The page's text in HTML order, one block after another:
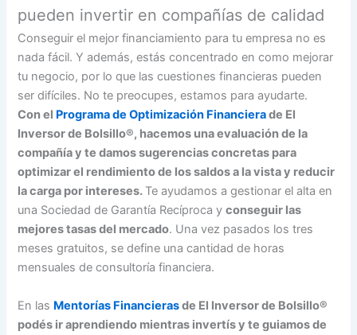
pueden invertir en compañías de calidad
Conseguir el mejor financiamiento para tu empresa no es
nada fácil. Y además, estás concentrado en como mejorar
tu negocio, por lo que las cuestiones financieras pueden
ser difíciles. No te preocupes, estamos para ayudarte.
Con el Programa de Optimización Financierade El
Inversor de Bolsillo®, hacemos una evaluación de la
compañía y te damos sugerencias concretas para
optimizar el rendimiento de los saldos a la vista y reducir
la carga por intereses. Te ayudamos a gestionar el alta en
una Sociedad de Garantía Recíproca yconseguir las
mejores tasas del mercado. Una vez pasados los tres
meses gratuitos, se define una cantidad de horas
mensuales de consultoría financiera.
En las Mentorías Financierasde El Inversor de Bolsillo®
podés ir aprendiendo mientras invertís y te guiamos de